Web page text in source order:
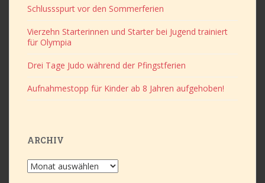
Schlussspurt vor den Sommerferien
Vierzehn Starterinnen und Starter bei Jugend trainiert
für Olympia
Drei Tage Judo während der Pfingstferien
Aufnahmestopp für Kinder ab 8 Jahren aufgehoben!
ARCHIV
Archiv